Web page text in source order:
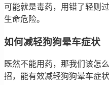
可能就是毒药，用错了轻则
生命危险。
如何减轻狗狗晕车症状
既然不能用药，那我们该怎
招，能有效减轻狗狗晕车症状